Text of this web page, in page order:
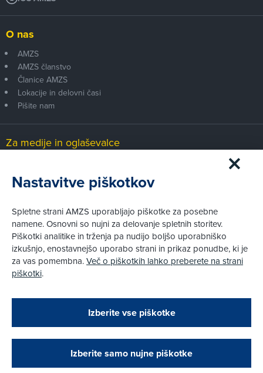
Zapri
Podarjamo vam 10 €!
Obstoječi in novi AMZS člani, ki boste v AMZS
opravili registracijo vozila, boste prejeli
vrednostno darilno kartico z dobroimetjem v višini
O nas
AMZS
AMZS članstvo
Članice AMZS
Lokacije in delovni časi
Pišite nam
Za medije in oglaševalce
Piškotki
Politika zasebnosti
Informacije o obdelavi osebnih podatkov - videonadzor
Pravno obvestilo
Izvensodno reševanje potrošniških sporov
Cenik članstva AMZS
Pri spletni včlanitvi so podprta naslednja plačilna sredstva:
Nastavitve piškotkov
Spletne strani AMZS uporabljajo piškotke za posebne
namene. Osnovni so nujni za delovanje spletnih storitev.
Piškotki analitike in trženja pa nudijo boljšo uporabniško
izkušnjo, enostavnejšo uporabo strani in prikaz ponudbe, ki je
za vas pomembna.Več o piškotkih lahko preberete na strani
piškotki.
Izberite vse piškotke
Izberite samo nujne piškotke